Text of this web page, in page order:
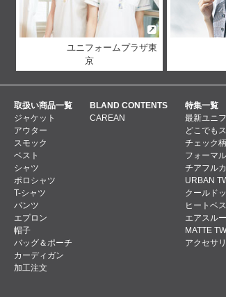
ユニフォームプラザ東
京
オフィ
取扱い商品一覧
ジャケット
アウター
スモック
ベスト
シャツ
ポロシャツ
T-シャツ
パンツ
エプロン
帽子
バッグ＆ポーチ
カーディガン
加工注文
BLAND CONTENTS
CAREAN
特集一覧
最新ユニ
どこでも
チェック
フォーマ
チアフル
URBAN
クールド
ヒートベ
エアスル
MATTE
アクセサ